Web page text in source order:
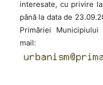
interesate, cu privire
până la data de
Primăriei
mail: